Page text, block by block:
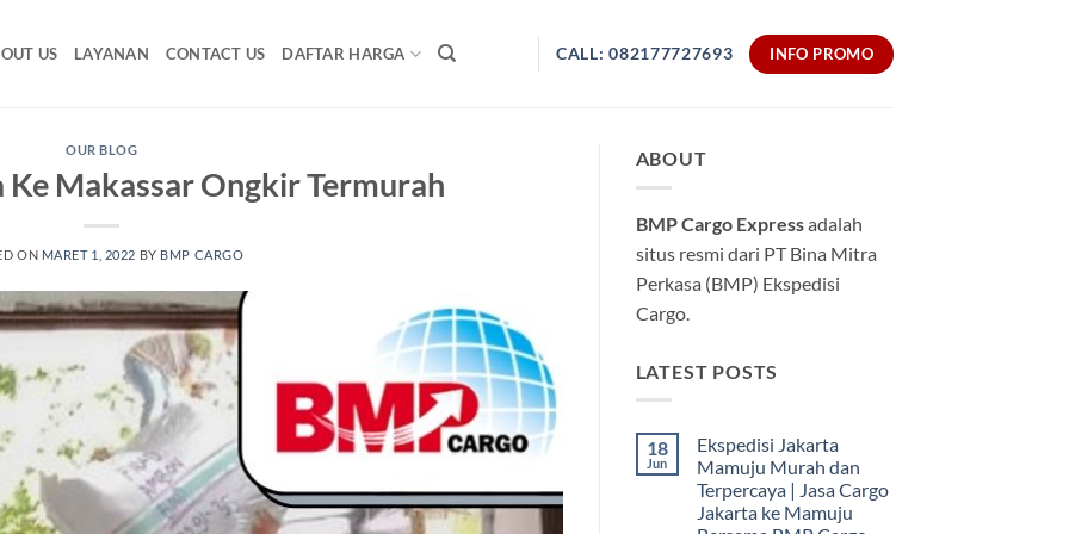
US LAYANAN CONTACT US DAFTAR HARGA CALL: 082177727693 INFO PROMO
OUR BLOG
Ke Makassar Ongkir Termurah
ON MARET 1, 2022 BY BMP CARGO
ABOUT
BMP Cargo Expressadalah
situs resmi dari PT Bina Mitra
Perkasa (BMP) Ekspedisi
Cargo.
LATEST POSTS
18
Jun
Ekspedisi Jakarta
Mamuju Murah dan
Terpercaya | Jasa Cargo
Jakarta ke Mamuju